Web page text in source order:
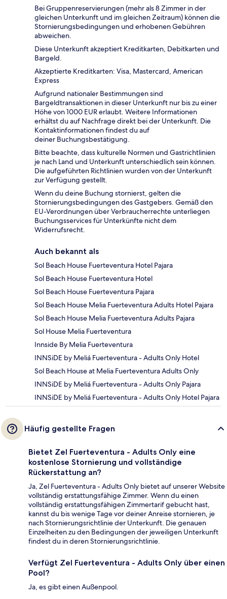
Bei Gruppenreservierungen (mehr als 8 Zimmer in der
gleichen Unterkunft und im gleichen Zeitraum) können die
Stornierungsbedingungen und erhobenen Gebühren
abweichen.
Diese Unterkunft akzeptiert Kreditkarten, Debitkarten und
Bargeld.
Akzeptierte Kreditkarten: Visa, Mastercard, American
Express
Aufgrund nationaler Bestimmungen sind
Bargeldtransaktionen in dieser Unterkunft nur bis zu einer
Höhe von 1000 EUR erlaubt. Weitere Informationen
erhältst du auf Nachfrage direkt bei der Unterkunft. Die
Kontaktinformationen findest du auf
deiner Buchungsbestätigung.
Bitte beachte, dass kulturelle Normen und Gastrichtlinien
je nach Land und Unterkunft unterschiedlich sein können.
Die aufgeführten Richtlinien wurden von der Unterkunft
zur Verfügung gestellt.
Wenn du deine Buchung stornierst, gelten die
Stornierungsbedingungen des Gastgebers. Gemäß den
EU-Verordnungen über Verbraucherrechte unterliegen
Buchungsservices für Unterkünfte nicht dem
Widerrufsrecht.
Auch bekannt als
Sol Beach House Fuerteventura Hotel Pajara
Sol Beach House Fuerteventura Hotel
Sol Beach House Fuerteventura Pajara
Sol Beach House Melia Fuerteventura Adults Hotel Pajara
Sol Beach House Melia Fuerteventura Adults Pajara
Sol House Melia Fuerteventura
Innside By Melia Fuerteventura
INNSiDE by Meliá Fuerteventura - Adults Only Hotel
Sol Beach House at Melia Fuerteventura Adults Only
INNSiDE by Meliá Fuerteventura - Adults Only Pajara
INNSiDE by Meliá Fuerteventura - Adults Only Hotel Pajara
Häufig gestellte Fragen
Bietet Zel Fuerteventura - Adults Only eine
kostenlose Stornierung und vollständige
Rückerstattung an?
Ja, Zel Fuerteventura - Adults Only bietet auf unserer Website
vollständig erstattungsfähige Zimmer. Wenn du einen
vollständig erstattungsfähigen Zimmertarif gebucht hast,
kannst du bis wenige Tage vor deiner Anreise stornieren, je
nach Stornierungsrichtlinie der Unterkunft. Die genauen
Einzelheiten zu den Bedingungen der jeweiligen Unterkunft
findest du in deren Stornierungsrichtlinie.
Verfügt Zel Fuerteventura - Adults Only über einen
Pool?
Ja, es gibt einen Außenpool.